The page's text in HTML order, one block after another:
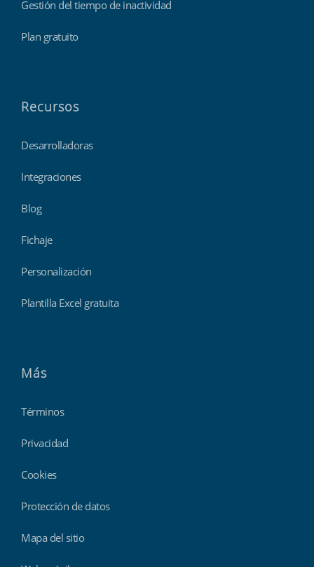
Gestión del tiempo de inactividad
Plan gratuito
Recursos
Desarrolladoras
Integraciones
Blog
Fichaje
Personalización
Plantilla Excel gratuita
Más
Términos
Privacidad
Cookies
Protección de datos
Mapa del sitio